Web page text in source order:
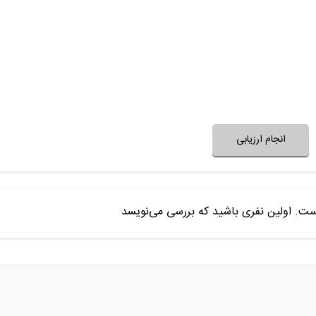
انجام ارزیابی
اولین نفری باشید که بررسی می‌نویسد